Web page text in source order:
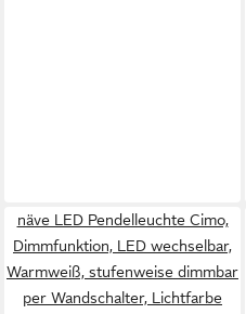
näve LED Pendelleuchte Cimo,
Dimmfunktion, LED wechselbar,
Warmweiß, stufenweise dimmbar
per Wandschalter, Lichtfarbe